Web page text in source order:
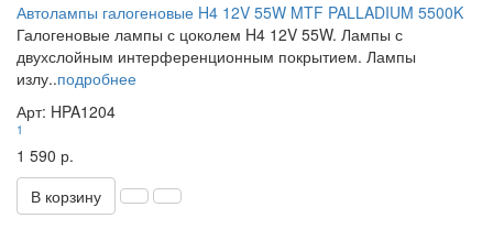
Автолампы галогеновые H4 12V 55W MTF PALLADIUM 5500K
Галогеновые лампы с цоколем H4 12V 55W. Лампы с
двухслойным интерференционным покрытием. Лампы
излу..подробнее
Арт: HPA1204
1
1 590 р.
В корзину